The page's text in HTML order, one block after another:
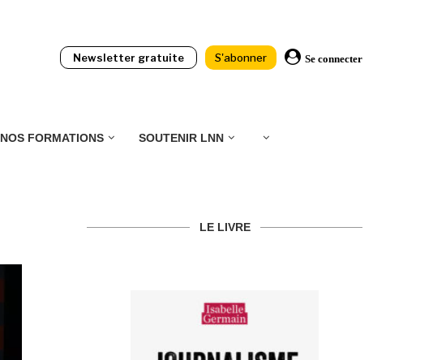
Newsletter gratuite S'abonner Se connecter
NOS FORMATIONS SOUTENIR LNN
LE LIVRE